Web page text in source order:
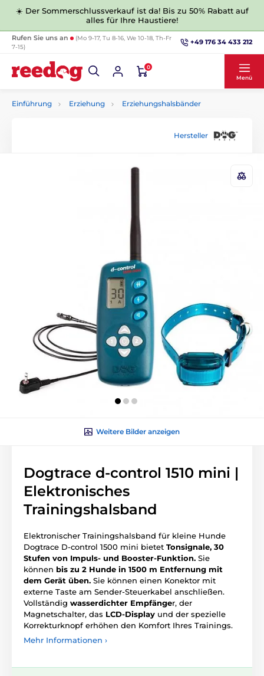
☀️ Der Sommerschlussverkauf ist da! Bis zu 50% Rabatt auf
alles für Ihre Haustiere!
Rufen Sie uns an
(Mo 9-17, Tu 8-16, We 10-18, Th-Fr
7-15)
+49 176 34 433 212
0
Menü
Einführung Erziehung Erziehungshalsbänder
Hersteller
Weitere Bilder anzeigen
Dogtrace d-control 1510 mini |
Elektronisches
Trainingshalsband
Elektronischer Trainingshalsband für kleine Hunde
Dogtrace D-control 1500 mini bietet Tonsignale, 30
Stufen von Impuls- und Booster-Funktion. Sie
können bis zu 2 Hunde in 1500 m Entfernung mit
dem Gerät üben. Sie können einen Konektor mit
externe Taste am Sender-Steuerkabel anschließen.
Vollständig wasserdichter Empfänger, der
Magnetschalter, das LCD-Display und der spezielle
Korrekturknopf erhöhen den Komfort Ihres Trainings.
Mehr Informationen ›